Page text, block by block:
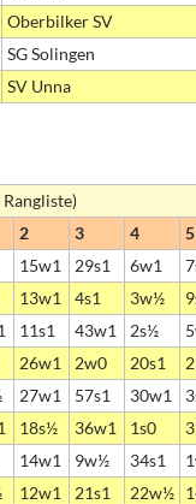
Oberbilker SV
SG Solingen
SV Unna
2 3 4 5
15w1 29s1 6w1
13w1 4s1 3w½
11s1 43w1 2s½
26w1 2w0 20s1
27w1 57s1 30w1
18s½ 36w1 1s0
14w1 9w½ 34s1
12w1 21s1 22w½